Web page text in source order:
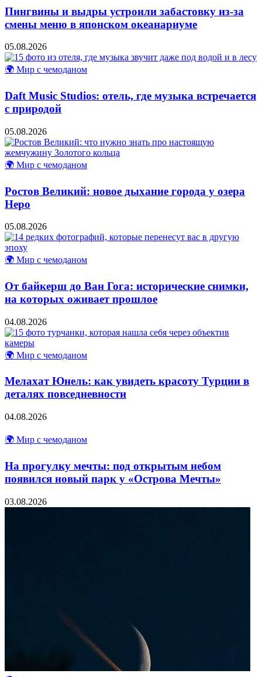
Пингвины и выдры устроили забастовку из-за
смены меню в японском океанариуме
05.08.2026
🌍 Мир с чемоданом
Daft Music Studios: отель, где музыка встречается
с природой
05.08.2026
🌍 Мир с чемоданом
Ростов Великий: новое дыхание города у озера
Неро
05.08.2026
🌍 Мир с чемоданом
От байкерш до Ван Гога: исторические снимки,
на которых оживает прошлое
04.08.2026
🌍 Мир с чемоданом
Мелахат Юнель: как увидеть красоту Турции в
деталях повседневности
04.08.2026
🌍 Мир с чемоданом
На прогулку мечты: под открытым небом
появился новый парк у «Острова Мечты»
03.08.2026